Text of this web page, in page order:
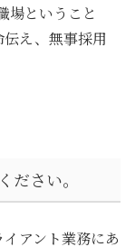
場ということ
え、無事採用
ださい。
アント業務にあ